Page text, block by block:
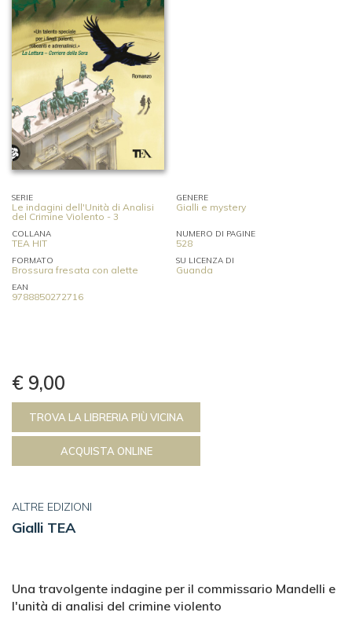
SERIE
Le indagini dell'Unità di Analisi
del Crimine Violento - 3
GENERE
Gialli e mystery
COLLANA
TEA HIT
NUMERO DI PAGINE
528
FORMATO
Brossura fresata con alette
SU LICENZA DI
Guanda
EAN
9788850272716
€ 9,00
TROVA LA LIBRERIA PIÙ VICINA
ACQUISTA ONLINE
ALTRE EDIZIONI
Gialli TEA
Una travolgente indagine per il commissario Mandelli e
l'unità di analisi del crimine violento